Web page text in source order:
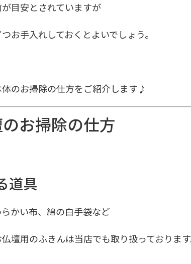
目安とされていますが
お手入れしておくとよいでしょう。
のお掃除の仕方をご紹介します♪
お掃除の仕方
道具
かい布、綿の白手袋など
仏壇用のふきんは当店でも取り扱っております